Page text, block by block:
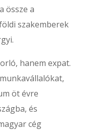
össze a
szakemberek
hanem expat.
öt évre
és
cég